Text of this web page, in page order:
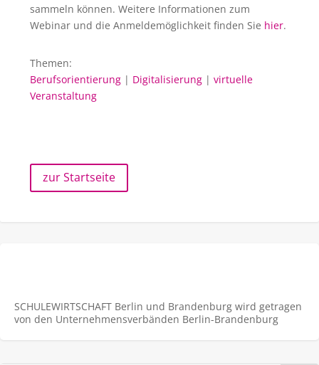
sammeln können. Weitere Informationen zum
Webinar und die Anmeldemöglichkeit finden Sie hier.
Themen:
Berufsorientierung | Digitalisierung | virtuelle
Veranstaltung
zur Startseite
SCHULEWIRTSCHAFT Berlin und Brandenburg wird getragen
von den Unternehmens­verbänden Berlin-Brandenburg